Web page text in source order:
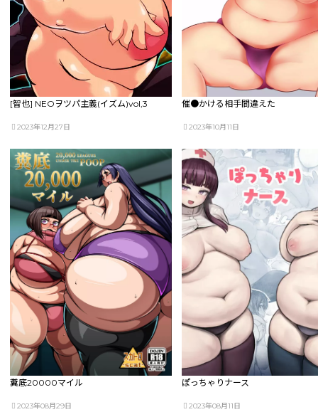
[智也] NEOヲツパ主義(イズム)vol,3
2023年12月27日
催●かける相手間違えた
2023年10月11日
糞底20000マイル
2023年08月29日
ぽっちゃりナース
2023年08月11日